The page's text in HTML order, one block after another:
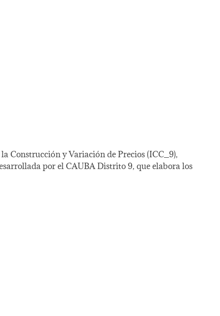
Construcción y Variación de Precios (ICC_9),
por el CAUBA Distrito 9, que elabora los